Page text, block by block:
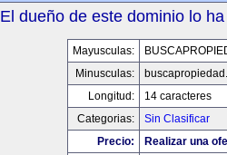
El dueño de este dominio lo
Mayusculas:
Minusculas:
Longitud:
14 caracteres
Categorias:
Sin Clasificar
Precio:
Realizar una